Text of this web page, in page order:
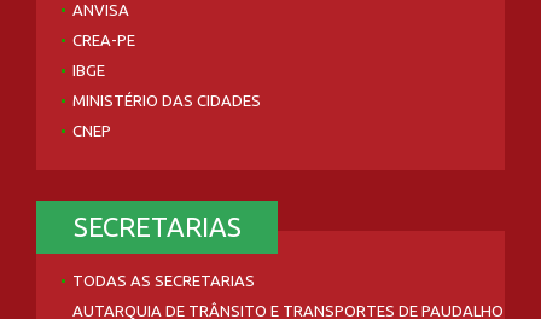
ANVISA
CREA-PE
IBGE
MINISTÉRIO DAS CIDADES
CNEP
SECRETARIAS
TODAS AS SECRETARIAS
AUTARQUIA DE TRÂNSITO E TRANSPORTES DE PAUDALHO